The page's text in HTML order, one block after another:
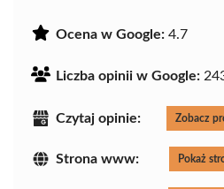
Ocena w Google: 4.7
Liczba opinii w Google:
Czytaj opinie: Zobacz
Strona www: Pokaż